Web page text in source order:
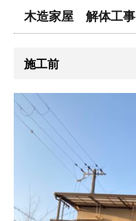
木造家屋 解体工事
施工前